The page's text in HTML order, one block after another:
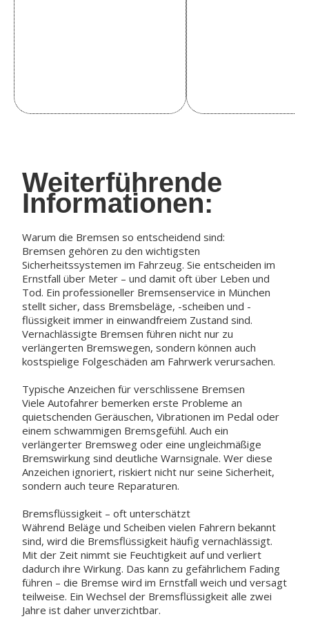
Weiterführende
Informationen:
Warum die Bremsen so entscheidend sind:
Bremsen gehören zu den wichtigsten
Sicherheitssystemen im Fahrzeug. Sie entscheiden im
Ernstfall über Meter – und damit oft über Leben und
Tod. Ein professioneller Bremsenservice in München
stellt sicher, dass Bremsbeläge, -scheiben und -
flüssigkeit immer in einwandfreiem Zustand sind.
Vernachlässigte Bremsen führen nicht nur zu
verlängerten Bremswegen, sondern können auch
kostspielige Folgeschäden am Fahrwerk verursachen.
Typische Anzeichen für verschlissene Bremsen
Viele Autofahrer bemerken erste Probleme an
quietschenden Geräuschen, Vibrationen im Pedal oder
einem schwammigen Bremsgefühl. Auch ein
verlängerter Bremsweg oder eine ungleichmäßige
Bremswirkung sind deutliche Warnsignale. Wer diese
Anzeichen ignoriert, riskiert nicht nur seine Sicherheit,
sondern auch teure Reparaturen.
Bremsflüssigkeit – oft unterschätzt
Während Beläge und Scheiben vielen Fahrern bekannt
sind, wird die Bremsflüssigkeit häufig vernachlässigt.
Mit der Zeit nimmt sie Feuchtigkeit auf und verliert
dadurch ihre Wirkung. Das kann zu gefährlichem Fading
führen – die Bremse wird im Ernstfall weich und versagt
teilweise. Ein Wechsel der Bremsflüssigkeit alle zwei
Jahre ist daher unverzichtbar.